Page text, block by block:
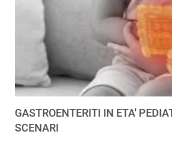
GASTROENTERITI IN ETA'
SCENARI